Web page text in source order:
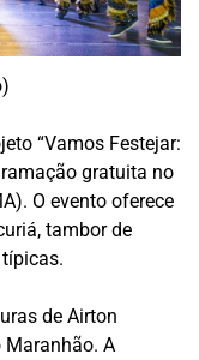
“Vamos Festejar:
gratuita no
O evento oferece
, tambor de
de Airton
Maranhão. A